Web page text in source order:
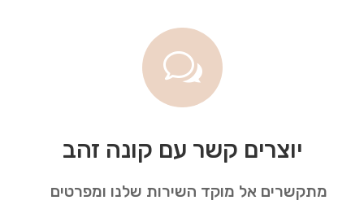
w
יוצרים קשר עם קונה זהב
מתקשרים אל מוקד השירות שלנו ומפרטים